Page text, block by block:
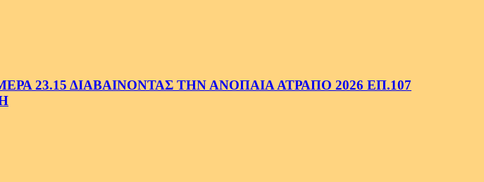
ΔΙΑΒΑΙΝΟΝΤΑΣ ΤΗΝ ΑΝΟΠΑΙΑ ΑΤΡΑΠΟ 2026 ΕΠ.107